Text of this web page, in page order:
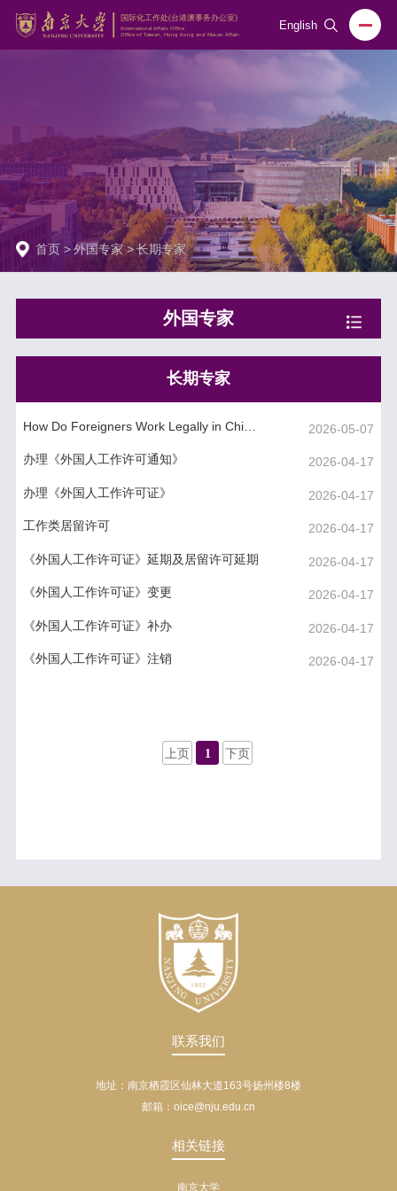
English
首页 > 外国专家 > 长期专家
外国专家
长期专家
2026-05-07
办理《外国人工作许可通知》 2026-04-17
办理《外国人工作许可证》 2026-04-17
工作类居留许可 2026-04-17
《外国人工作许可证》延期及居留许可延期 2026-04-17
《外国人工作许可证》变更 2026-04-17
《外国人工作许可证》补办 2026-04-17
《外国人工作许可证》注销 2026-04-17
上页 1 下页
联系我们
地址：南京栖霞区仙林大道163号扬州楼8楼
邮箱：oice@nju.edu.cn
相关链接
南京大学